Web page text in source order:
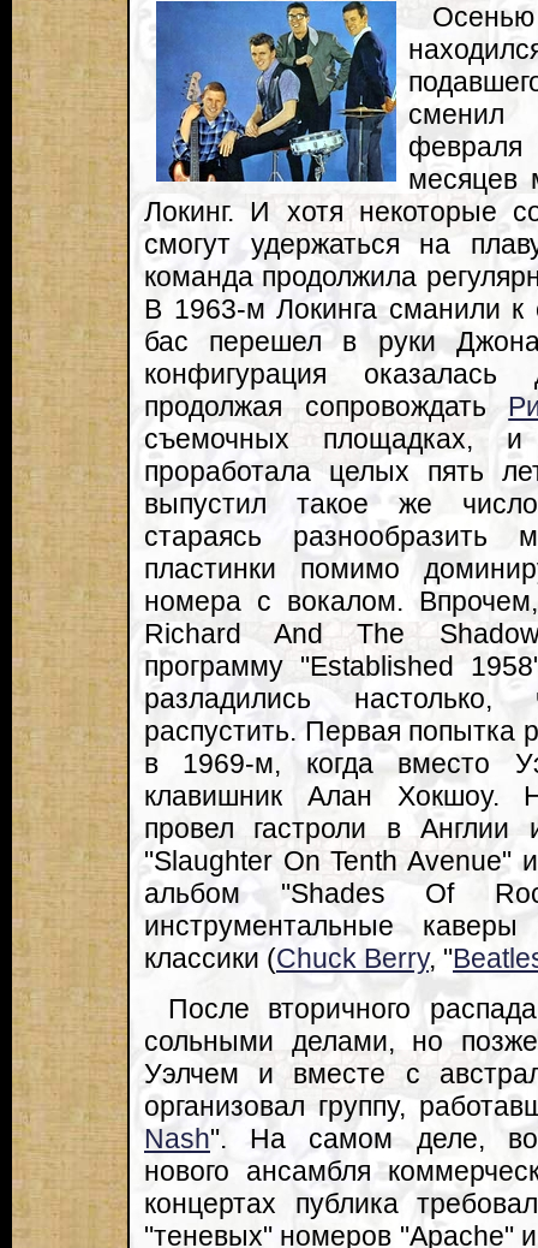
февраля
месяцев
Локинг. И хотя некоторые
смогут удержаться на
команда продолжила
В 1963-м Локинга сманили к
бас перешел в руки
конфигурация
продолжая сопровождать
съемочных площадках,
проработала целых пять
выпустил такое же
стараясь
пластинки помимо
номера с вокалом.
Richard And The
программу "Established
разладились
распустить. Первая попытка
в 1969-м, когда вместо
клавишник Алан Хокшоу.
провел гастроли в Англии
"Slaughter On Tenth Avenue"
альбом "Shades Of
инструментальные каверы
классики (Chuck Berry, "
После вторичного
сольными делами, но
Уэлчем и вместе с
организовал группу,
Nash". На самом деле,
нового ансамбля
концертах публика
"теневых" номеров "Apache"